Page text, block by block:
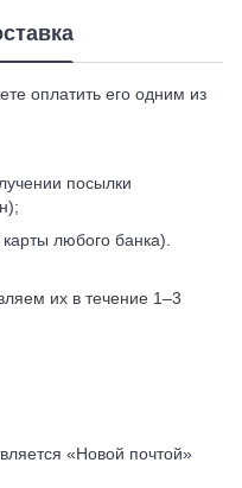
оплатить его одним из
посылки
любого банка).
их в течение 1–3
«Новой почтой»